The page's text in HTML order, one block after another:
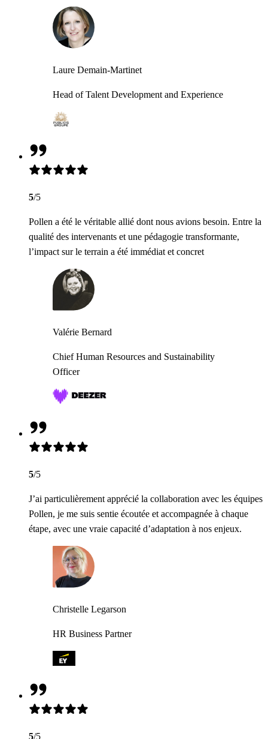
Laure Demain-Martinet
Head of Talent Development and Experience
5/5
Pollen a été le véritable allié dont nous avions besoin. Entre la
qualité des intervenants et une pédagogie transformante,
l’impact sur le terrain a été immédiat et concret
Valérie Bernard
Chief Human Resources and Sustainability
Officer
5/5
J’ai particulièrement apprécié la collaboration avec les équipes
Pollen, je me suis sentie écoutée et accompagnée à chaque
étape, avec une vraie capacité d’adaptation à nos enjeux.
Christelle Legarson
HR Business Partner
5/5